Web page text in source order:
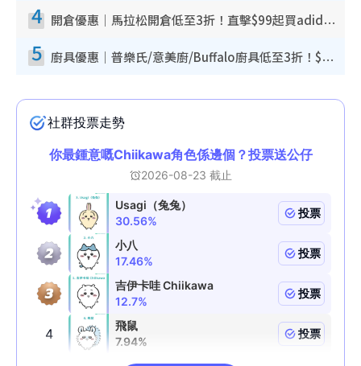
4 開倉優惠｜馬拉松開倉低至3折！直擊$99起買adidas／New Balance／Puma鞋款 STANLEY保溫杯劈價至$119起
5 廚具優惠｜普樂氏/意美廚/Buffalo廚具低至3折！$89起買煎鍋／炒鑊／個人鍋 同場小家電激減至$99起